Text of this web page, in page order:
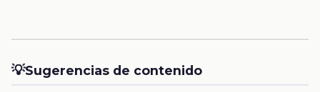
💡Sugerencias de contenido